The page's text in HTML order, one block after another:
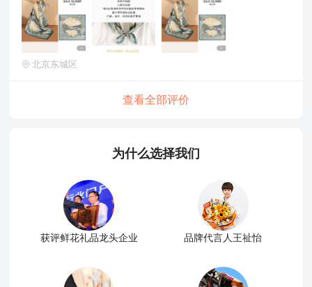
北京东城区
查看全部评价
为什么选择我们
获评鲜花礼品龙头企业 品牌代言人王祉怡